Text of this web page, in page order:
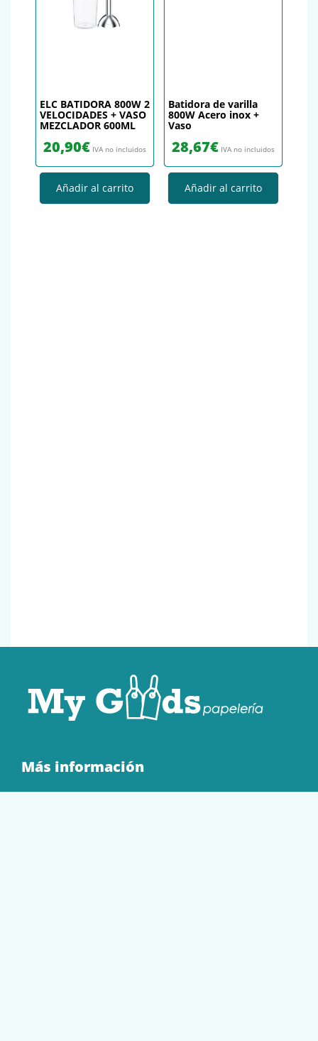
ELC BATIDORA 800W 2
VELOCIDADES + VASO
MEZCLADOR 600ML
20,90€ IVA no incluidos
Añadir al carrito
Batidora de varilla
800W Acero inox +
Vaso
28,67€ IVA no incluidos
Añadir al carrito
Más información